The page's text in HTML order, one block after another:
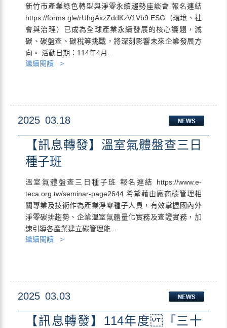
新竹市產業綠色轉型與淨零永續趨勢座談會 報名連結
https://forms.gle/rUhgAxzZddKzV1Vb9 ESG（環境、社
會與治理）已成為全球產業永續發展的核心議題，減
碳、碳盤查、碳稅等挑戰，將深刻影響未來企業發展方
向。 活動日期：114年4月...
繼續閱讀 >
2025 03.18
【訊息轉發】溫室氣體盤查三日
種子班
溫室氣體盤查三日種子班 報名連結 https://www.e-
teca.org.tw/seminar-page2644 希望藉由廠商碳管理相
關專業及技術作為產業淨零種子人員，有效掌握國內外
淨零碳排趨勢、企業溫室氣體量化實務及查證實務，加
速引導各產業建立碳管理能...
繼續閱讀 >
2025 03.03
【訊息轉發】114年度 「三十